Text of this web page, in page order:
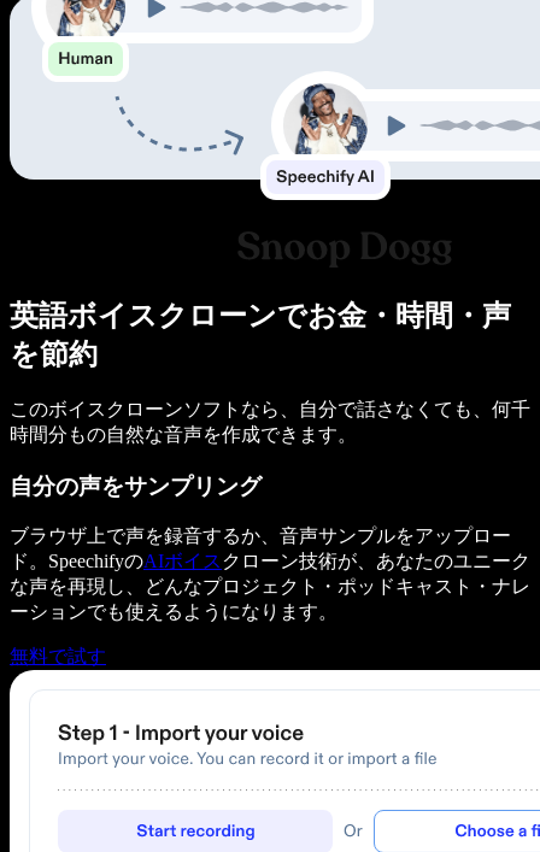
英語ボイスクローンでお金・時間・声
を節約
このボイスクローンソフトなら、自分で話さなくても、何千
時間分もの自然な音声を作成できます。
自分の声をサンプリング
ブラウザ上で声を録音するか、音声サンプルをアップロー
ド。SpeechifyのAIボイス クローン技術が、あなたのユニーク
な声を再現し、どんなプロジェクト・ポッドキャスト・ナレ
ーションでも使えるようになります。
無料で試す